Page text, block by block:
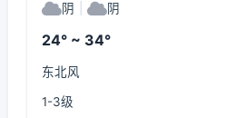
阴 阴
24° ~ 34°
东北风
1-3级